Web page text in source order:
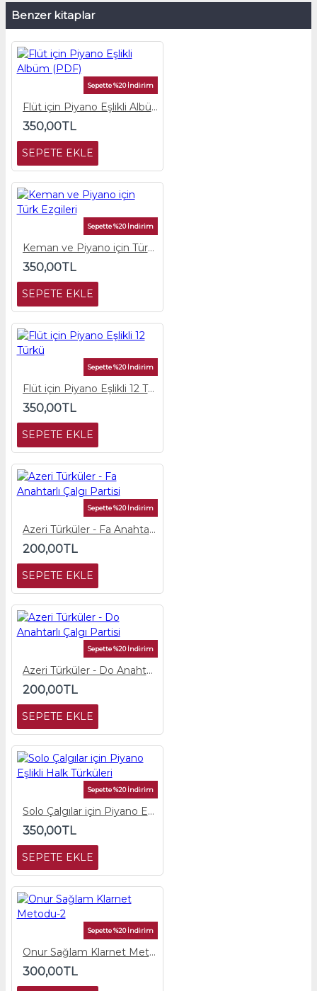
Benzer kitaplar
Sepette %20 İndirim
Flüt için Piyano Eşlikli Albüm (PDF)
350,00TL
SEPETE EKLE
Sepette %20 İndirim
Keman ve Piyano için Türk Ezgileri
350,00TL
SEPETE EKLE
Sepette %20 İndirim
Flüt için Piyano Eşlikli 12 Türkü
350,00TL
SEPETE EKLE
Sepette %20 İndirim
Azeri Türküler - Fa Anahtarlı Çalgı Partisi
200,00TL
SEPETE EKLE
Sepette %20 İndirim
Azeri Türküler - Do Anahtarlı Çalgı Partisi
200,00TL
SEPETE EKLE
Sepette %20 İndirim
Solo Çalgılar için Piyano Eşlikli Halk Türküleri
350,00TL
SEPETE EKLE
Sepette %20 İndirim
Onur Sağlam Klarnet Metodu-2
300,00TL